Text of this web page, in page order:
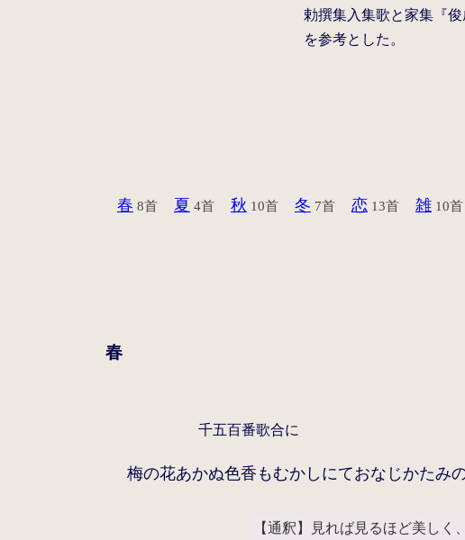
勅撰集入集歌と家集『
を参考とした。
春 8首 夏 4首 秋 10首 冬 7首 恋 13首 雑10首
春
千五百番歌合に
梅の花あかぬ色香もむかしにておなじかたみ
【通釈】見れば見るほど美し